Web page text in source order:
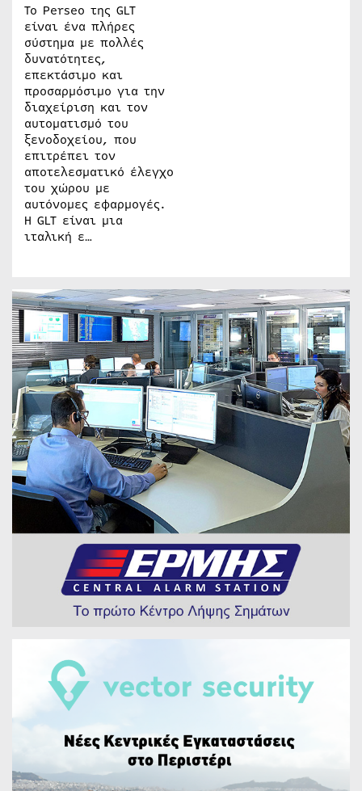
Το Perseo της GLT
είναι ένα πλήρες
σύστημα με πολλές
δυνατότητες,
επεκτάσιμο και
προσαρμόσιμο για την
διαχείριση και τον
αυτοματισμό του
ξενοδοχείου, που
επιτρέπει τον
αποτελεσματικό έλεγχο
του χώρου με
αυτόνομες εφαρμογές.
Η GLT είναι μια
ιταλική ε…